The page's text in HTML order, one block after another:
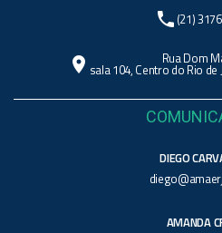
phone (21)
location_on Rua Dom
sala 104, Centro do Rio
DIEGO
AMANDA